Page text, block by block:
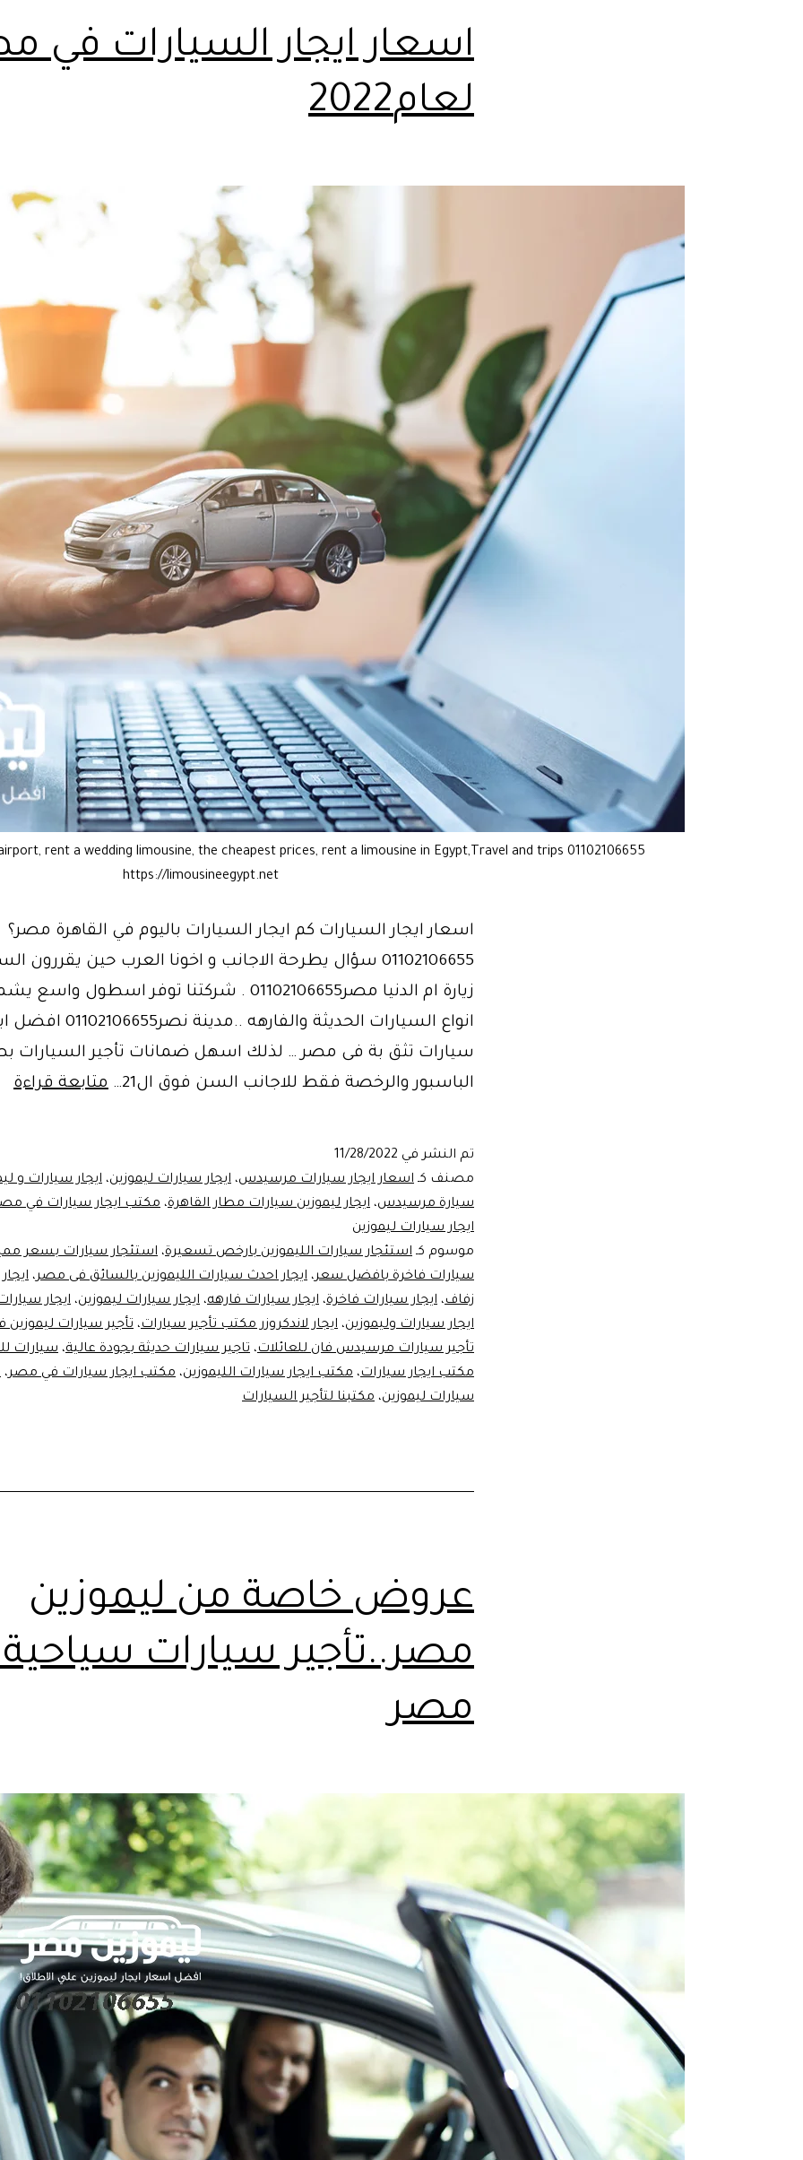
اسعار ايجار السيارات في
لعام2022
rent a wedding limousine, the cheapest prices, rent a limousine in Egypt,Travel and trips 01102106655
https://limousineegypt.net
اسعار ايجار السيارات كم ايجار السيارات باليوم في القاهرة مصر؟
01102106655 سؤال يطرحة الاجانب و اخونا العرب حين يقررون
زيارة ام الدنيا مصر01102106655 . شركتنا توفر اسطول
انواع السيارات الحديثة والفارهه ..مدينة
سيارات تثق بة فى مصر … لذلك اسهل ضمانات تأجير السيارات
الباسبور والرخصة فقط للاجانب السن فوق ال21…
متابعة قراءة
تم النشر في 11/28/2022
مصنف كـ اسعار ايجار سيارات مرسيدس، ايجار سيارات ليموزين، ايجار سيارات و
سيارة مرسيدس، ايجار ليموزين سيارات مطار القاهرة، مكتب ايجار سيارات في
ايجار سيارات ليموزين
موسوم كـ استئجار سيارات الليموزين بارخص تسعيرة، استئجار سيارات بسعر
سيارات فاخرة بافضل سعر، ايجار احدث سيارات الليموزين بالسائق فى مصر،
زفاف، ايجار سيارات فاخرة، ايجار سيارات فارهه، ايجار سيارات ليموزين، ايجار
ايجار سيارات وليموزين، ايجار لاندكروزر مكتب تأجير سيارات، تأجير سيارات
تأجير سيارات مرسيدس فان للعائلات، تاجير سيارات حديثة بجودة عالية، سيارات
مكتب ايجار سيارات، مكتب ايجار سيارات الليموزين، مكتب ايجار سيارات في مصر،
سيارات ليموزين، مكتبنا لتأجير السيارات
عروض خاصة من ليموزين
مصر..تأجير سيارات
مصر